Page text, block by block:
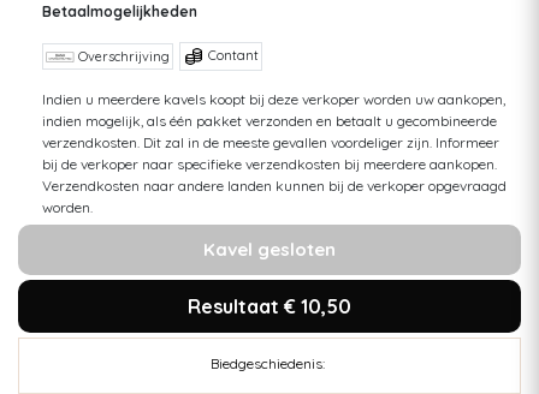
Betaalmogelijkheden
Overschrijving Contant
Indien u meerdere kavels koopt bij deze verkoper worden uw aankopen,
indien mogelijk, als één pakket verzonden en betaalt u gecombineerde
verzendkosten. Dit zal in de meeste gevallen voordeliger zijn. Informeer
bij de verkoper naar specifieke verzendkosten bij meerdere aankopen.
Verzendkosten naar andere landen kunnen bij de verkoper opgevraagd
worden.
Kavel gesloten
Resultaat € 10,50
Biedgeschiedenis: